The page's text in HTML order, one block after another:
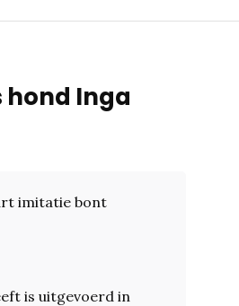
hond Inga
imitatie bont
is uitgevoerd in